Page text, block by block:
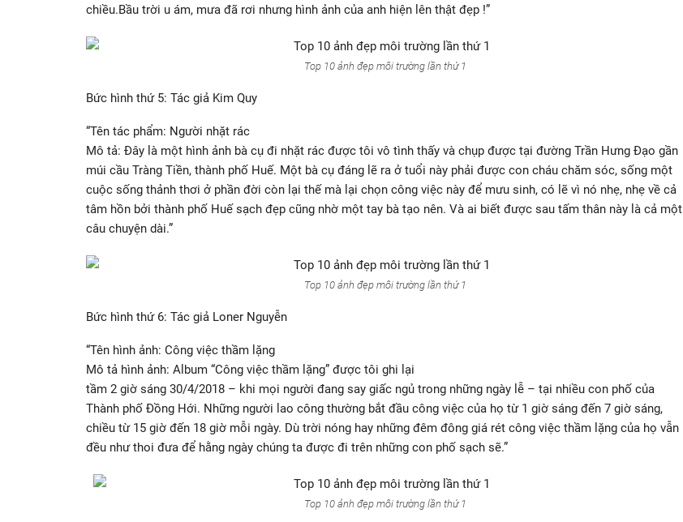
chiều.Bầu trời u ám, mưa đã rơi nhưng hình ảnh của anh hiện lên thật đẹp !”
Top 10 ảnh đẹp môi trường lần thứ 1
Bức hình thứ 5: Tác giả Kim Quy
“Tên tác phẩm: Người nhặt rác
Mô tả: Đây là một hình ảnh bà cụ đi nhặt rác được tôi vô tình thấy và chụp được tại đường Trần Hưng Đạo gần
múi cầu Tràng Tiền, thành phố Huế. Một bà cụ đáng lẽ ra ở tuổi này phải được con cháu chăm sóc, sống một
cuộc sống thảnh thơi ở phần đời còn lại thế mà lại chọn công việc này để mưu sinh, có lẽ vì nó nhẹ, nhẹ về cả
tâm hồn bởi thành phố Huế sạch đẹp cũng nhờ một tay bà tạo nên. Và ai biết được sau tấm thân này là cả một
câu chuyện dài.”
Top 10 ảnh đẹp môi trường lần thứ 1
Bức hình thứ 6: Tác giả Loner Nguyễn
“Tên hình ảnh: Công việc thầm lặng
Mô tả hình ảnh: Album “Công việc thầm lặng” được tôi ghi lại
tầm 2 giờ sáng 30/4/2018 – khi mọi người đang say giấc ngủ trong những ngày lễ – tại nhiều con phố của
Thành phố Đồng Hới. Những người lao công thường bắt đầu công việc của họ từ 1 giờ sáng đến 7 giờ sáng,
chiều từ 15 giờ đến 18 giờ mỗi ngày. Dù trời nóng hay những đêm đông giá rét công việc thầm lặng của họ vẫn
đều như thoi đưa để hằng ngày chúng ta được đi trên những con phố sạch sẽ.”
Top 10 ảnh đẹp môi trường lần thứ 1